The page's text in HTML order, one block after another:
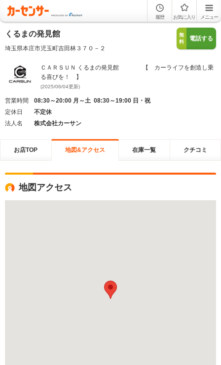
履歴 お気に入り メニュー
くるまの発見館
埼玉県本庄市児玉町吉田林３７０－２
無
料
電話する
ＣＡＲＳＵＮ くるまの発見館 【 カーライフを創造し乗
る喜びを！ 】
(2025/06/04更新)
営業時間
08:30～20:00 月～土 08:30～19:00 日・祝
定休日
不定休
法人名
株式会社カーサン
お店TOP 地図&アクセス 在庫一覧 クチコミ
地図アクセス